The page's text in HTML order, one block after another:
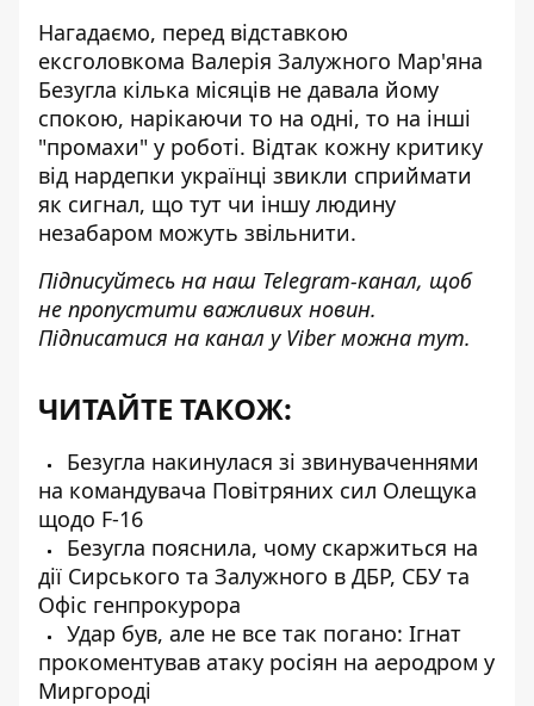
Нагадаємо, перед відставкою
ексголовкома Валерія Залужного Мар'яна
Безугла кілька місяців не давала йому
спокою, нарікаючи то на одні, то на інші
"промахи" у роботі. Відтак кожну критику
від нардепки українці звикли сприймати
як сигнал, що тут чи іншу людину
незабаром можуть звільнити.
Підписуйтесь на наш Telegram-канал, щоб
не пропустити важливих новин.
Підписатися на канал у Viber можна тут.
ЧИТАЙТЕ ТАКОЖ:
Безугла накинулася зі звинуваченнями
на командувача Повітряних сил Олещука
щодо F-16
Безугла пояснила, чому скаржиться на
дії Сирського та Залужного в ДБР, СБУ та
Офіс генпрокурора
Удар був, але не все так погано: Ігнат
прокоментував атаку росіян на аеродром у
Миргороді